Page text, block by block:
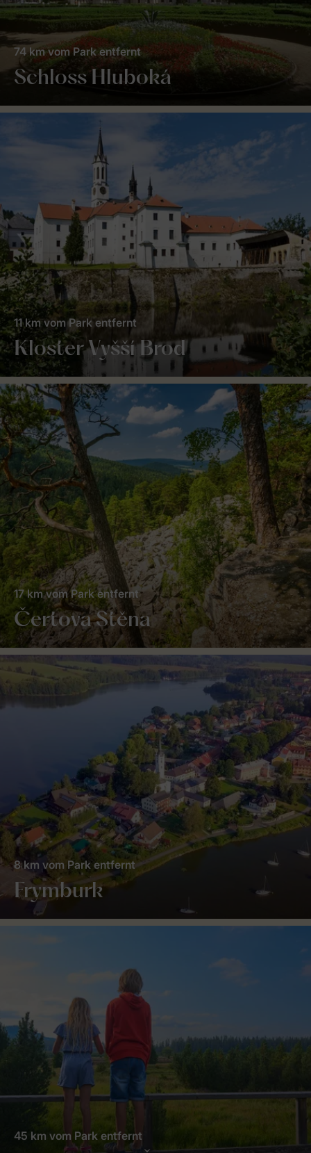
Schloss Hluboká
74 km vom Park entfernt
Kloster Vyšší Brod
11 km vom Park entfernt
Čertova Stěna
17 km vom Park entfernt
Frymburk
8 km vom Park entfernt
45 km vom Park entfernt